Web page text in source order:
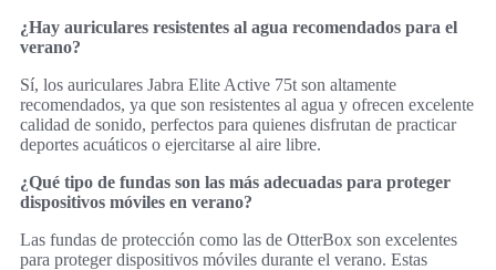
¿Hay auriculares resistentes al agua recomendados para el
verano?
Sí, los auriculares Jabra Elite Active 75t son altamente
recomendados, ya que son resistentes al agua y ofrecen excelente
calidad de sonido, perfectos para quienes disfrutan de practicar
deportes acuáticos o ejercitarse al aire libre.
¿Qué tipo de fundas son las más adecuadas para proteger
dispositivos móviles en verano?
Las fundas de protección como las de OtterBox son excelentes
para proteger dispositivos móviles durante el verano. Estas